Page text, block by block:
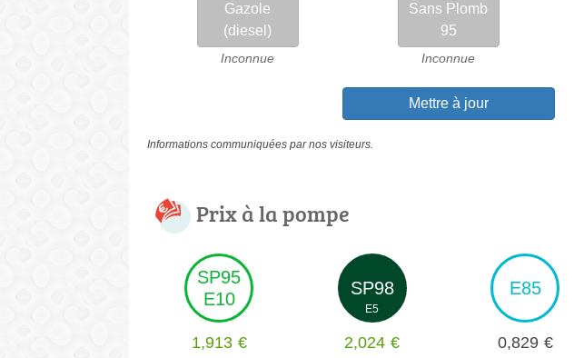
Gazole
(diesel)
Inconnue
Sans Plomb
95
Inconnue
Mettre à jour
Informations communiquées par nos visiteurs.
Prix à la pompe
SP95
E10
1,913 €
SP98
E5
2,024 €
E85
0,829 €